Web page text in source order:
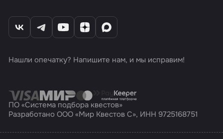
Нашли опечатку? Напишите нам, и мы исправим!
ПО «Система подбора квестов»
Разработано ООО «Мир Квестов С», ИНН 9725168751